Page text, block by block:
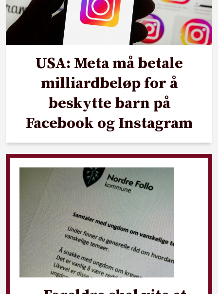
USA: Meta må betale
milliardbeløp for å
beskytte barn på
Facebook og Instagram